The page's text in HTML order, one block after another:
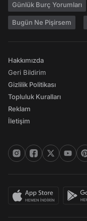
Günlük Burç Yorumları
Bugün Ne Pişirsem
Hakkımızda
Geri Bildirim
Gizlilik Politikası
Topluluk Kuralları
Reklam
İletişim